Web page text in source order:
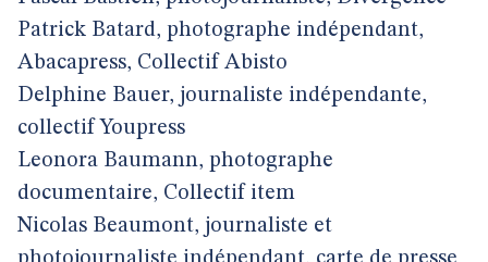
Patrick Batard, photographe indépendant,
Abacapress, Collectif Abisto
Delphine Bauer, journaliste indépendante,
collectif Youpress
Leonora Baumann, photographe
documentaire, Collectif item
Nicolas Beaumont, journaliste et